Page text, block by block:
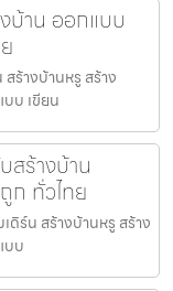
บ้าน ออกแบบ
ร้างบ้านหรู สร้าง
บ เขียน
สร้างบ้าน
ก ทั่วไทย
ดิร์น สร้างบ้านหรู สร้าง
บบ